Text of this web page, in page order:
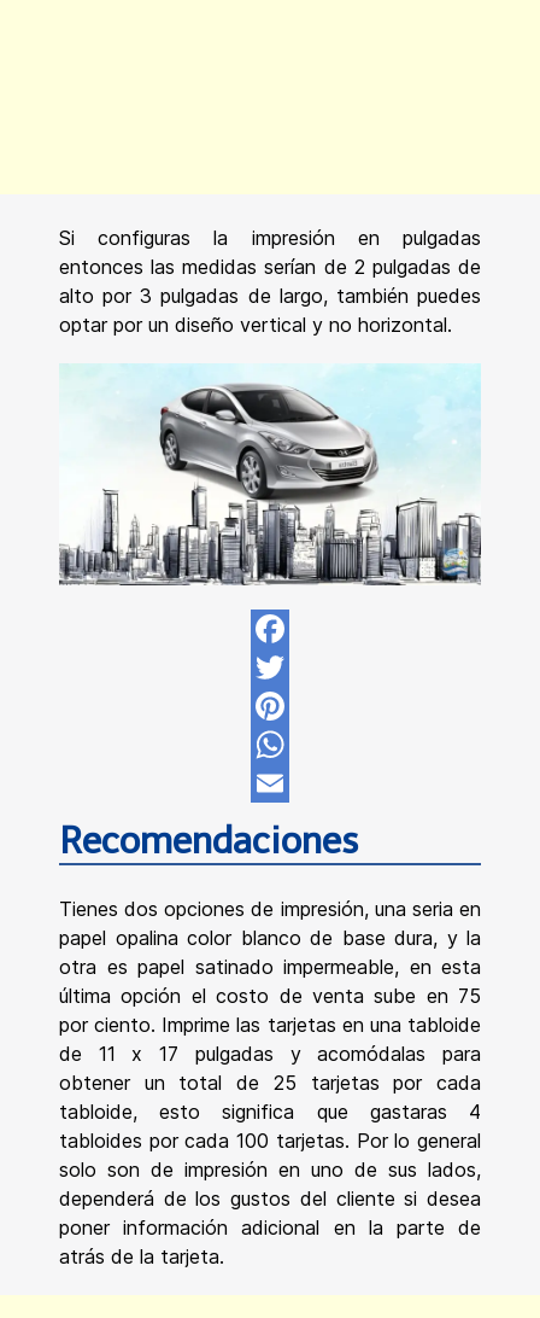
Si configuras la impresión en pulgadas
entonces las medidas serían de 2 pulgadas de
alto por 3 pulgadas de largo, también puedes
optar por un diseño vertical y no horizontal.
Facebook
Twitter
Pinterest
WhatsApp
Email
Recomendaciones
Tienes dos opciones de impresión, una seria en
papel opalina color blanco de base dura, y la
otra es papel satinado impermeable, en esta
última opción el costo de venta sube en 75
por ciento. Imprime las tarjetas en una tabloide
de 11 x 17 pulgadas y acomódalas para
obtener un total de 25 tarjetas por cada
tabloide, esto significa que gastaras 4
tabloides por cada 100 tarjetas. Por lo general
solo son de impresión en uno de sus lados,
dependerá de los gustos del cliente si desea
poner información adicional en la parte de
atrás de la tarjeta.